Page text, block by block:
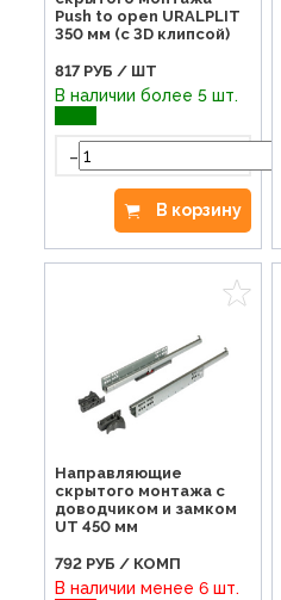
Push to open URALPLIT
350 мм (с 3D клипсой)
817 РУБ / ШТ
В наличии более 5 шт.
-
В корзину
Направляющие
скрытого монтажа с
доводчиком и замком
UT 450 мм
792 РУБ / КОМП
В наличии менее 6 шт.